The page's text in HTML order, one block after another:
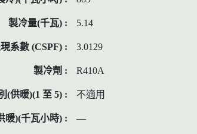
5.14
3.0129
R410A
不適用
—